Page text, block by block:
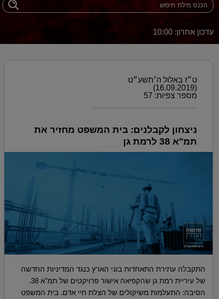
עדכון אחרון: 10:00
ט״ז באלול ה׳תשע״ט
(16.09.2019)
מספר צפיות: 57
ניצחון לקבלנים: בית המשפט מחזיר את
תמ"א 38 לרמת גן
התקבלה עתירת התאחדות בוני הארץ כנגד המדיניות החדשה
של עיריית רמת גן שהקפיאה אישור פרויקטים של תמ"א 38.
הסיבה: התעלמות משיקולים של הצלת חיי אדם. בית המשפט